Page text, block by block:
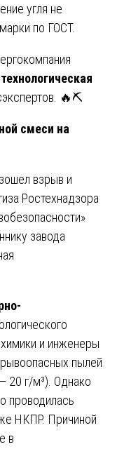
угля не
по ГОСТ.
🔥⛏️
смеси на
взрыв и
Ростехнадзора
завода
и инженеры
пылей
20 г/м³). Однако
проводилась
НКПР. Причиной
в